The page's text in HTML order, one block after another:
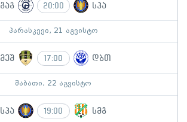
გაგ 20:00 სპა
პარასკევი, 21 აგვისტო
მეშ 17:00 დბთ
შაბათი, 22 აგვისტო
სპა 19:00 სმგ